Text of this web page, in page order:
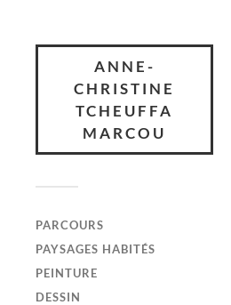
ANNE-
CHRISTINE
TCHEUFFA
MARCOU
PARCOURS
PAYSAGES HABITÉS
PEINTURE
DESSIN